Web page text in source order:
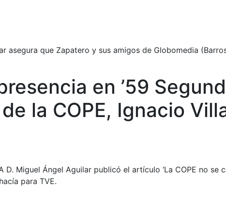
asegura que Zapatero y sus amigos de Globomedia
en ’59
la COPE, Ignacio
D. Miguel Ángel Aguilar publicó el artículo ‘La COPE no
para TVE.